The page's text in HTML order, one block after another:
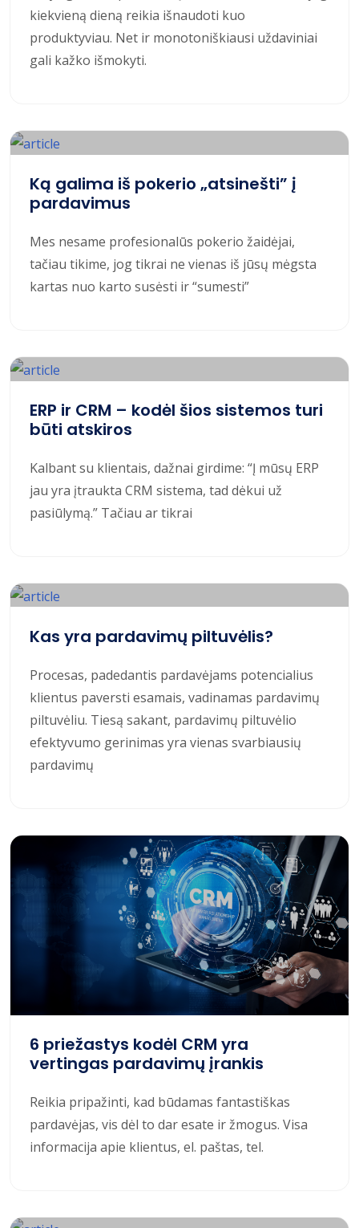
kiekvieną dieną reikia išnaudoti kuo
produktyviau. Net ir monotoniškiausi uždaviniai
gali kažko išmokyti.
Ką galima iš pokerio „atsinešti” į
pardavimus
Mes nesame profesionalūs pokerio žaidėjai,
tačiau tikime, jog tikrai ne vienas iš jūsų mėgsta
kartas nuo karto susėsti ir “sumesti”
ERP ir CRM – kodėl šios sistemos turi
būti atskiros
Kalbant su klientais, dažnai girdime: “Į mūsų ERP
jau yra įtraukta CRM sistema, tad dėkui už
pasiūlymą.” Tačiau ar tikrai
Kas yra pardavimų piltuvėlis?
Procesas, padedantis pardavėjams potencialius
klientus paversti esamais, vadinamas pardavimų
piltuvėliu. Tiesą sakant, pardavimų piltuvėlio
efektyvumo gerinimas yra vienas svarbiausių
pardavimų
6 priežastys kodėl CRM yra
vertingas pardavimų įrankis
Reikia pripažinti, kad būdamas fantastiškas
pardavėjas, vis dėl to dar esate ir žmogus. Visa
informacija apie klientus, el. paštas, tel.